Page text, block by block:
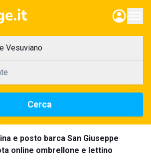
Vesuviano
Cerca
e posto barca San Giuseppe
online ombrellone e lettino